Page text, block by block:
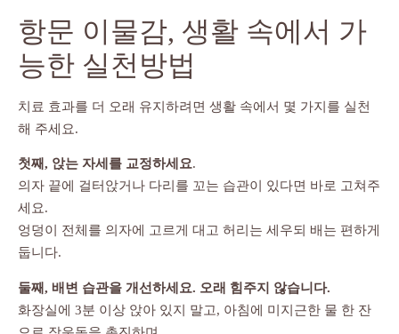
항문 이물감, 생활 속에서 가
능한 실천방법
치료 효과를 더 오래 유지하려면 생활 속에서 몇 가지를 실천
해 주세요.
첫째, 앉는 자세를 교정하세요.
의자 끝에 걸터앉거나 다리를 꼬는 습관이 있다면 바로 고쳐주
세요.
엉덩이 전체를 의자에 고르게 대고 허리는 세우되 배는 편하게
둡니다.
둘째, 배변 습관을 개선하세요. 오래 힘주지 않습니다.
화장실에 3분 이상 앉아 있지 말고, 아침에 미지근한 물 한 잔